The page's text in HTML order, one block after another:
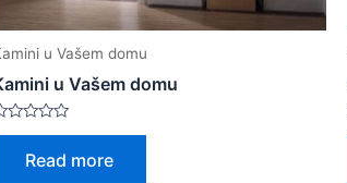
u Vašem domu
u Vašem domu
Read more